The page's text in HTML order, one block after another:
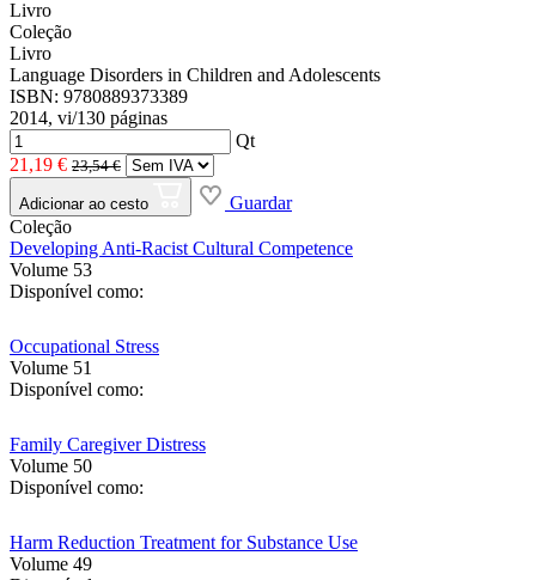
Livro
Coleção
Livro
Language Disorders in Children and Adolescents
ISBN: 9780889373389
2014, vi/130 páginas
Qt
21,19 € 23,54 €
Adicionar ao cesto
Guardar
Coleção
Developing Anti-Racist Cultural Competence
Volume 53
Disponível como:
Occupational Stress
Volume 51
Disponível como:
Family Caregiver Distress
Volume 50
Disponível como:
Harm Reduction Treatment for Substance Use
Volume 49